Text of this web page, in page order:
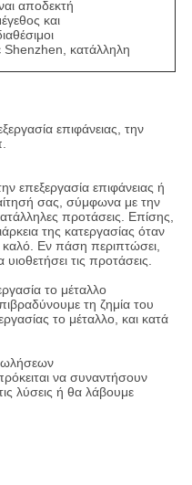
αποδεκτή
και
κατάλληλη
επιφάνειας, την
επεξεργασία επιφάνειας ή
σας, σύμφωνα με την
προτάσεις. Επίσης,
της κατεργασίας όταν
καλό. Εν πάση περιπτώσει,
τις προτάσεις.
το μέταλλο
τη ζημία του
το μέταλλο, και κατά
να συναντήσουν
λύσεις ή θα λάβουμε